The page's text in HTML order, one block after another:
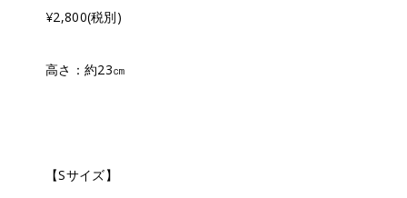
¥2,800(税別)
高さ：約23㎝
【Sサイズ】